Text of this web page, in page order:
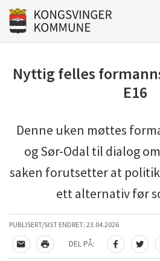
Til innhold
Gå til forsiden
Nyttig felles
E16
Denne uken møttes
og Sør-Odal til dialog
saken forutsetter at
ett alternativ før
PUBLISERT/SIST ENDRET: 23.04.2026
TIPS EN VENN
SKRIV UT
DEL PÅ:
DEL PÅDEL